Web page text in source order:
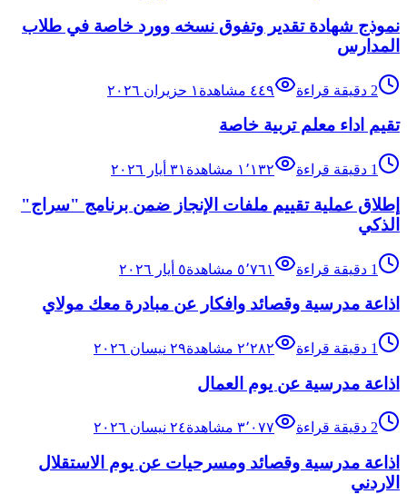
نموذج شهادة تقدير وتفوق نسخه وورد خاصة في طلاب
المدارس
2 دقيقة قراءة ٤٤٩ مشاهدة ١ حزيران ٢٠٢٦
تقيم اداء معلم تربية خاصة
1 دقيقة قراءة ١٬١٣٢ مشاهدة ٣١ أيار ٢٠٢٦
إطلاق عملية تقييم ملفات الإنجاز ضمن برنامج "سراج"
الذكي
1 دقيقة قراءة ٥٬٧٦١ مشاهدة٥ أيار ٢٠٢٦
اذاعة مدرسية وقصائد وافكار عن مبادرة معك مولاي
1 دقيقة قراءة ٢٬٢٨٢ مشاهدة٢٩ نيسان ٢٠٢٦
اذاعة مدرسية عن يوم العمال
2 دقيقة قراءة ٣٬٠٧٧ مشاهدة٢٤ نيسان ٢٠٢٦
اذاعة مدرسية وقصائد ومسرحيات عن يوم الاستقلال
الاردني